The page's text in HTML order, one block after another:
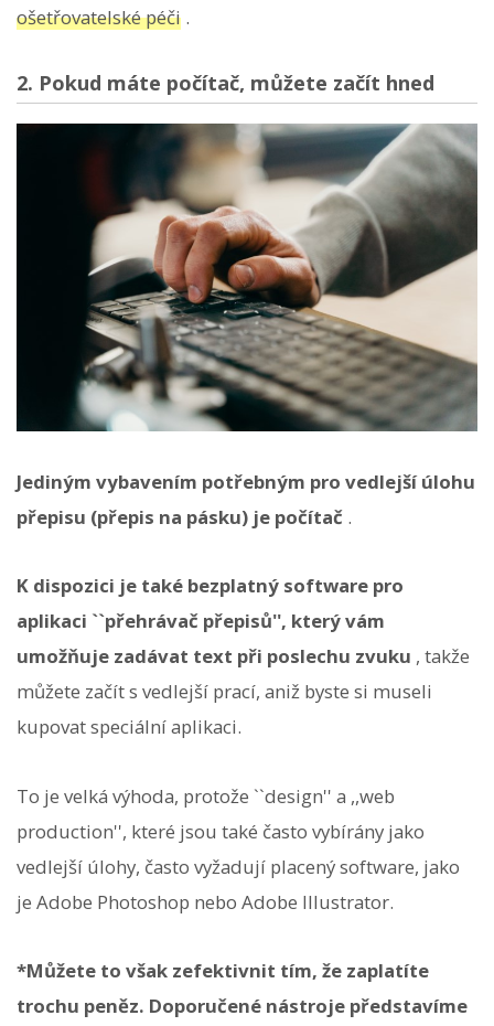
ošetřovatelské péči .
2. Pokud máte počítač, můžete začít hned
Jediným vybavením potřebným pro vedlejší úlohu
přepisu (přepis na pásku) je počítač .
K dispozici je také bezplatný software pro
aplikaci ``přehrávač přepisů'', který vám
umožňuje zadávat text při poslechu zvuku , takže
můžete začít s vedlejší prací, aniž byste si museli
kupovat speciální aplikaci.
To je velká výhoda, protože ``design'' a ,,web
production'', které jsou také často vybírány jako
vedlejší úlohy, často vyžadují placený software, jako
je Adobe Photoshop nebo Adobe Illustrator.
*Můžete to však zefektivnit tím, že zaplatíte
trochu peněz. Doporučené nástroje představíme